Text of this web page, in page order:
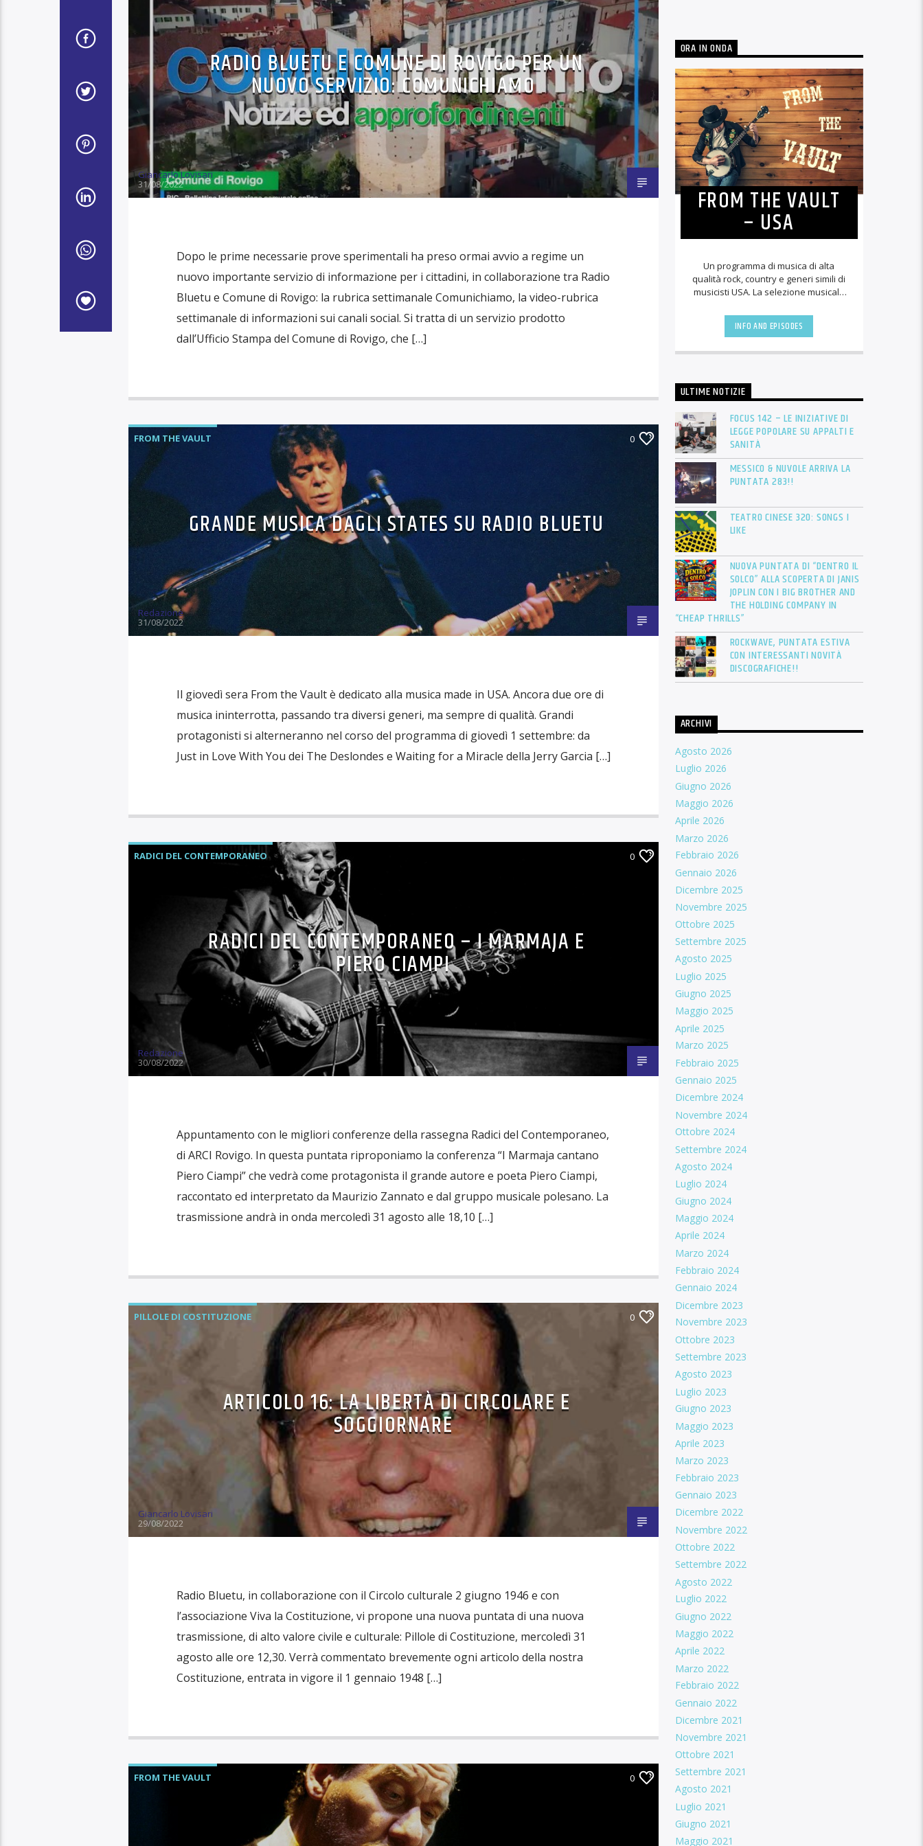
RADIO BLUETU E COMUNE DI ROVIGO PER UN
NUOVO SERVIZIO: COMUNICHIAMO
Giancarlo Lovisari
31/08/2022
Dopo le prime necessarie prove sperimentali ha preso ormai avvio a regime un
nuovo importante servizio di informazione per i cittadini, in collaborazione tra Radio
Bluetu e Comune di Rovigo: la rubrica settimanale Comunichiamo, la video-rubrica
settimanale di informazioni sui canali social. Si tratta di un servizio prodotto
dall’Ufficio Stampa del Comune di Rovigo, che […]
FROM THE VAULT 0
GRANDE MUSICA DAGLI STATES SU RADIO BLUETU
Redazione
31/08/2022
Il giovedì sera From the Vault è dedicato alla musica made in USA. Ancora due ore di
musica ininterrotta, passando tra diversi generi, ma sempre di qualità. Grandi
protagonisti si alterneranno nel corso del programma di giovedì 1 settembre: da
Just in Love With You dei The Deslondes e Waiting for a Miracle della Jerry Garcia […]
RADICI DEL CONTEMPORANEO 0
RADICI DEL CONTEMPORANEO – I MARMAJA E
PIERO CIAMPI
Redazione
30/08/2022
Appuntamento con le migliori conferenze della rassegna Radici del Contemporaneo,
di ARCI Rovigo. In questa puntata riproponiamo la conferenza “I Marmaja cantano
Piero Ciampi” che vedrà come protagonista il grande autore e poeta Piero Ciampi,
raccontato ed interpretato da Maurizio Zannato e dal gruppo musicale polesano. La
trasmissione andrà in onda mercoledì 31 agosto alle 18,10 […]
PILLOLE DI COSTITUZIONE 0
ARTICOLO 16: LA LIBERTÀ DI CIRCOLARE E
SOGGIORNARE
Giancarlo Lovisari
29/08/2022
Radio Bluetu, in collaborazione con il Circolo culturale 2 giugno 1946 e con
l’associazione Viva la Costituzione, vi propone una nuova puntata di una nuova
trasmissione, di alto valore civile e culturale: Pillole di Costituzione, mercoledì 31
agosto alle ore 12,30. Verrà commentato brevemente ogni articolo della nostra
Costituzione, entrata in vigore il 1 gennaio 1948 […]
FROM THE VAULT 0
ORA IN ONDA
FROM THE VAULT
– USA
Un programma di musica di alta
qualità rock, country e generi simili di
musicisti USA. La selezione musicale
Da [...]
INFO AND EPISODES
ULTIME NOTIZIE
FOCUS 142 – LE INIZIATIVE DI
LEGGE POPOLARE SU APPALTI E
SANITÀ
MESSICO & NUVOLE ARRIVA LA
PUNTATA 283!!
TEATRO CINESE 320: SONGS I
LIKE
NUOVA PUNTATA DI “DENTRO IL
SOLCO” ALLA SCOPERTA DI JANIS
JOPLIN CON I BIG BROTHER AND
THE HOLDING COMPANY IN
“CHEAP THRILLS”
ROCKWAVE, PUNTATA ESTIVA
CON INTERESSANTI NOVITÀ
DISCOGRAFICHE!!
ARCHIVI
Agosto 2026
Luglio 2026
Giugno 2026
Maggio 2026
Aprile 2026
Marzo 2026
Febbraio 2026
Gennaio 2026
Dicembre 2025
Novembre 2025
Ottobre 2025
Settembre 2025
Agosto 2025
Luglio 2025
Giugno 2025
Maggio 2025
Aprile 2025
Marzo 2025
Febbraio 2025
Gennaio 2025
Dicembre 2024
Novembre 2024
Ottobre 2024
Settembre 2024
Agosto 2024
Luglio 2024
Giugno 2024
Maggio 2024
Aprile 2024
Marzo 2024
Febbraio 2024
Gennaio 2024
Dicembre 2023
Novembre 2023
Ottobre 2023
Settembre 2023
Agosto 2023
Luglio 2023
Giugno 2023
Maggio 2023
Aprile 2023
Marzo 2023
Febbraio 2023
Gennaio 2023
Dicembre 2022
Novembre 2022
Ottobre 2022
Settembre 2022
Agosto 2022
Luglio 2022
Giugno 2022
Maggio 2022
Aprile 2022
Marzo 2022
Febbraio 2022
Gennaio 2022
Dicembre 2021
Novembre 2021
Ottobre 2021
Settembre 2021
Agosto 2021
Luglio 2021
Giugno 2021
Maggio 2021